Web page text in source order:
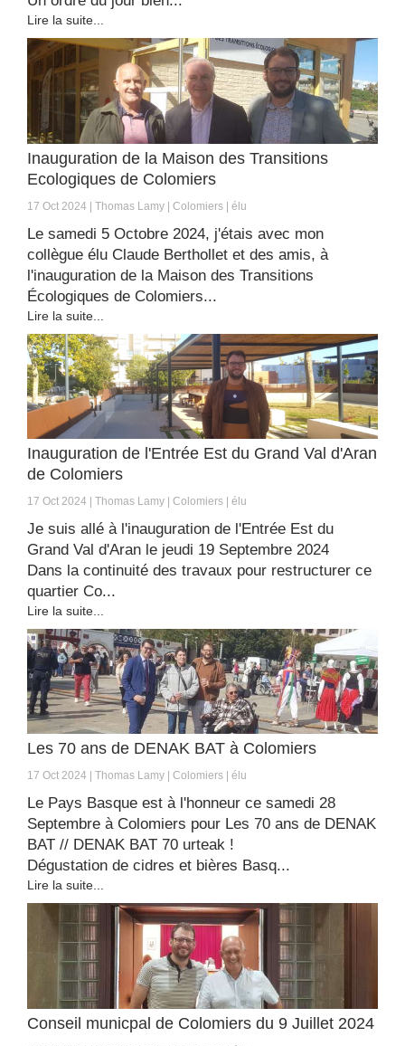
Lire la suite...
Inauguration de la Maison des Transitions
Ecologiques de Colomiers
17 Oct 2024 Thomas Lamy Colomiers élu
Le samedi 5 Octobre 2024, j'étais avec mon
collègue élu Claude Berthollet et des amis, à
l'inauguration de la Maison des Transitions
Écologiques de Colomiers...
Lire la suite...
Inauguration de l'Entrée Est du Grand Val d'Aran
de Colomiers
17 Oct 2024 Thomas Lamy Colomiers élu
Je suis allé à l'inauguration de l'Entrée Est du
Grand Val d'Aran le jeudi 19 Septembre 2024
Dans la continuité des travaux pour restructurer ce
quartier Co...
Lire la suite...
Les 70 ans de DENAK BAT à Colomiers
17 Oct 2024 Thomas Lamy Colomiers élu
Le Pays Basque est à l'honneur ce samedi 28
Septembre à Colomiers pour Les 70 ans de DENAK
BAT // DENAK BAT 70 urteak !
Dégustation de cidres et bières Basq...
Lire la suite...
Conseil municpal de Colomiers du 9 Juillet 2024